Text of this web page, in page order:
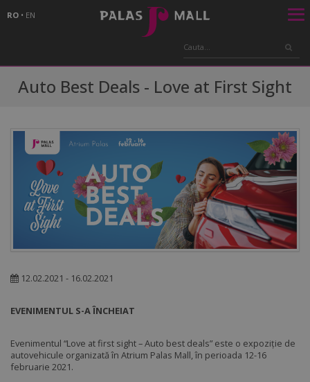
RO • EN
Auto Best Deals - Love at First Sight
12.02.2021 - 16.02.2021
EVENIMENTUL S-A ÎNCHEIAT
Evenimentul “Love at first sight – Auto best deals” este o expoziție de
autovehicule organizată în Atrium Palas Mall, în perioada 12-16
februarie 2021.